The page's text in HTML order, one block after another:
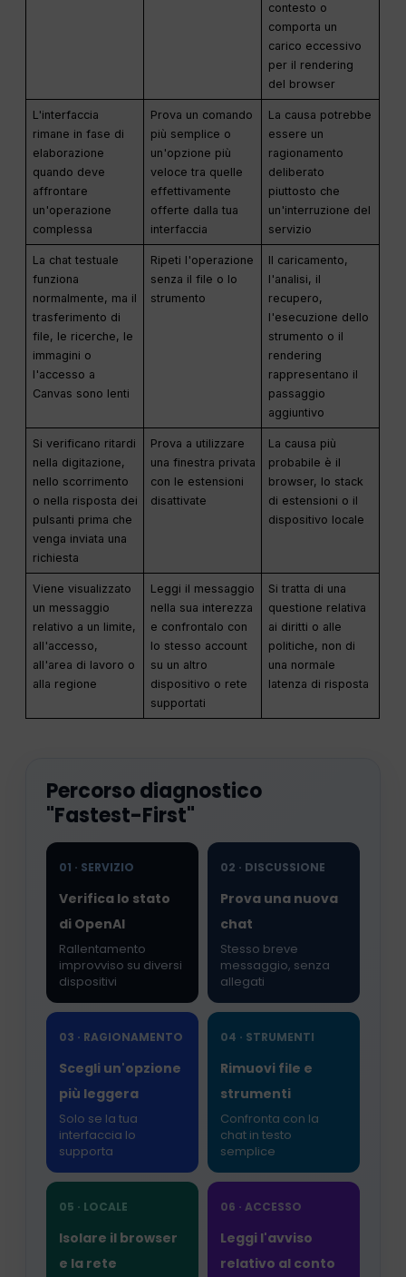
contesto o
comporta un
carico eccessivo
per il rendering
del browser
L'interfaccia
rimane in fase di
elaborazione
quando deve
affrontare
un'operazione
complessa
Prova un comando
più semplice o
un'opzione più
veloce tra quelle
effettivamente
offerte dalla tua
interfaccia
La causa potrebbe
essere un
ragionamento
deliberato
piuttosto che
un'interruzione del
servizio
La chat testuale
funziona
normalmente, ma il
trasferimento di
file, le ricerche, le
immagini o
l'accesso a
Canvas sono lenti
Ripeti l'operazione
senza il file o lo
strumento
Il caricamento,
l'analisi, il
recupero,
l'esecuzione dello
strumento o il
rendering
rappresentano il
passaggio
aggiuntivo
Si verificano ritardi
nella digitazione,
nello scorrimento
o nella risposta dei
pulsanti prima che
venga inviata una
richiesta
Prova a utilizzare
una finestra privata
con le estensioni
disattivate
La causa più
probabile è il
browser, lo stack
di estensioni o il
dispositivo locale
Viene visualizzato
un messaggio
relativo a un limite,
all'accesso,
all'area di lavoro o
alla regione
Leggi il messaggio
nella sua interezza
e confrontalo con
lo stesso account
su un altro
dispositivo o rete
supportati
Si tratta di una
questione relativa
ai diritti o alle
politiche, non di
una normale
latenza di risposta
Percorso diagnostico
"Fastest-First"
01 · SERVIZIO
Verifica lo stato
di OpenAI
Rallentamento
improvviso su diversi
dispositivi
02 · DISCUSSIONE
Prova una nuova
chat
Stesso breve
messaggio, senza
allegati
03 · RAGIONAMENTO
Scegli un'opzione
più leggera
Solo se la tua
interfaccia lo
supporta
04 · STRUMENTI
Rimuovi file e
strumenti
Confronta con la
chat in testo
semplice
05 · LOCALE
Isolare il browser
e la rete
06 · ACCESSO
Leggi l'avviso
relativo al conto